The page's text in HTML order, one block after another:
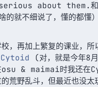
about them.和去年
的就不细说了，懂的都懂）
，再加上繁复的课业，所
Cytoid (对，就是今年8
osu & maimai时我还在
荒野乱斗，但最近也没太